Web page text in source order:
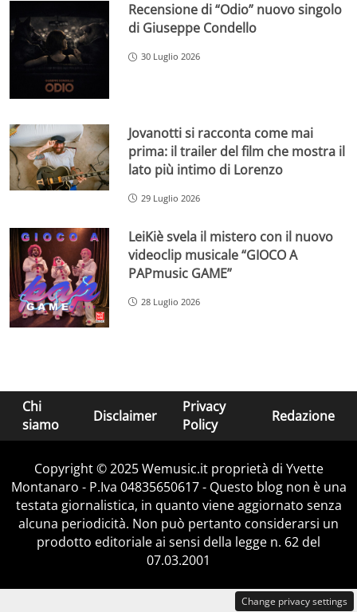
Recensione di “Odio” nuovo singolo
di Giuseppe Condello
30 Luglio 2026
Jovanotti si racconta come mai
prima: il trailer del film che mostra il
lato più intimo di Lorenzo
29 Luglio 2026
LeiKiè svela il mistero con il nuovo
videoclip musicale “GIOCO A
PAPmusic GAME”
28 Luglio 2026
Chi
siamo
Disclaimer
Privacy
Policy
Redazione
Copyright © 2025 Wemusic.it proprietà di Yvette
Montanaro - P.Iva 04835650617 - Questo blog non è una
testata giornalistica, in quanto viene aggiornato senza
alcuna periodicità. Non può pertanto considerarsi un
prodotto editoriale ai sensi della legge n. 62 del
07.03.2001
Change privacy settings